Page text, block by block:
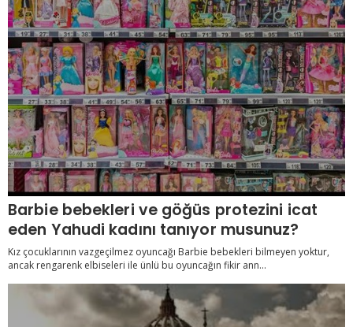
Barbie bebekleri ve göğüs protezini icat
eden Yahudi kadını tanıyor musunuz?
Kız çocuklarının vazgeçilmez oyuncağı Barbie bebekleri bilmeyen yoktur,
ancak rengarenk elbiseleri ile ünlü bu oyuncağın fikir ann...